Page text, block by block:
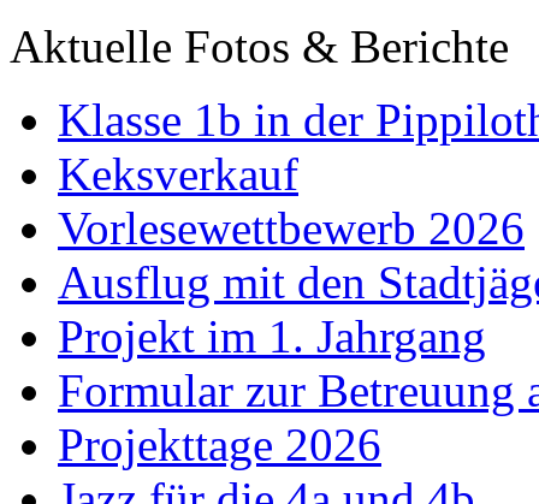
Aktuelle Fotos & Berichte
Klasse 1b in der
Keksverkauf
Vorlesewettbewerb 2026
Ausflug mit den
Projekt im 1. Jahrgang
Formular zur Betreuung
Projekttage 2026